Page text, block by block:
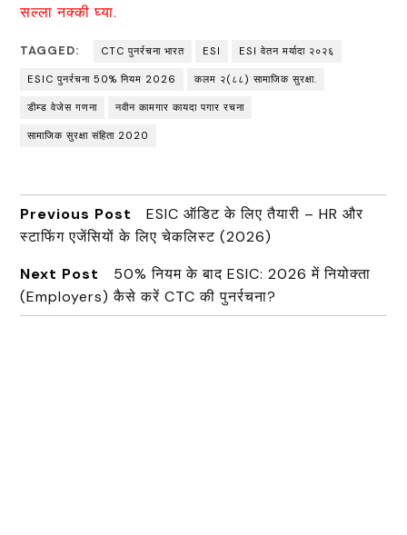
सल्ला नक्की घ्या.
TAGGED: CTC पुनर्रचना भारत ESI ESI वेतन मर्यादा २०२६
ESIC पुनर्रचना 50% नियम 2026 कलम २(८८) सामाजिक सुरक्षा.
डीम्ड वेजेस गणना नवीन कामगार कायदा पगार रचना
सामाजिक सुरक्षा संहिता 2020
Previous Post
ESIC ऑडिट के लिए तैयारी – HR और
स्टाफिंग एजेंसियों के लिए चेकलिस्ट (2026)
Next Post
50% नियम के बाद ESIC: 2026 में नियोक्ता
(Employers) कैसे करें CTC की पुनर्रचना?